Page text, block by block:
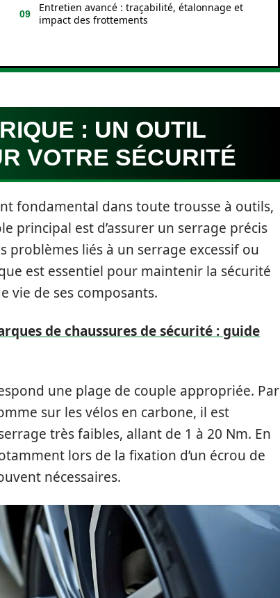
Entretien avancé : traçabilité, étalonnage et
impact des frottements
: UN OUTIL
VOTRE SÉCURITÉ
fondamental dans toute trousse à outils,
principal est d’assurer un serrage précis
problèmes liés à un serrage excessif ou
est essentiel pour maintenir la sécurité
vie de ses composants.
de chaussures de sécurité : guide
une plage de couple appropriée. Par
sur les vélos en carbone, il est
très faibles, allant de 1 à 20 Nm. En
lors de la fixation d’un écrou de
nécessaires.